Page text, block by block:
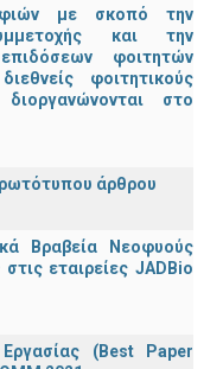
με σκοπό την
και την
φοιτητών
φοιτητικούς
στο
άρθρου
Βραβεία Νεοφυούς
στις εταιρείες JADBio
(Best Paper